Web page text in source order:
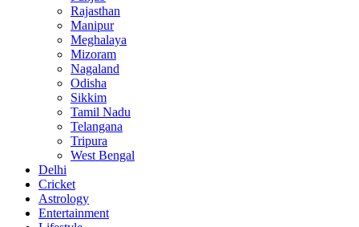
Rajasthan
Manipur
Meghalaya
Mizoram
Nagaland
Odisha
Sikkim
Tamil Nadu
Telangana
Tripura
West Bengal
Delhi
Cricket
Astrology
Entertainment